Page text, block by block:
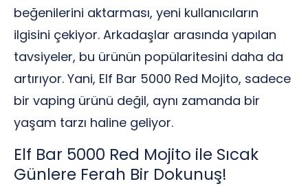
beğenilerini aktarması, yeni kullanıcıların
ilgisini çekiyor. Arkadaşlar arasında yapılan
tavsiyeler, bu ürünün popülaritesini daha da
artırıyor. Yani, Elf Bar 5000 Red Mojito, sadece
bir vaping ürünü değil, aynı zamanda bir
yaşam tarzı haline geliyor.
Elf Bar 5000 Red Mojito ile Sıcak
Günlere Ferah Bir Dokunuş!